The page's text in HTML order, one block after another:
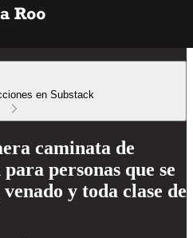
en Substack
caminata de
personas que se
y toda clase de